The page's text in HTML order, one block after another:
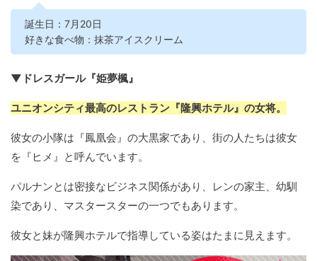
誕生日：7月20日
好きな食べ物：抹茶アイスクリーム
▼ドレスガール『姫夢楓』
ユニオンシティ最高のレストラン『隆興ホテル』の女将。
彼女の小隊は『鳳凰会』の大黒家であり、街の人たちは彼女
を『ヒメ』と呼んでいます。
パルナンとは密接なビジネス関係があり、レンの家主、幼馴
染であり、マスタースターの一つでもあります。
彼女と妹が隆興ホテルで指導している姿はたまに見えます。